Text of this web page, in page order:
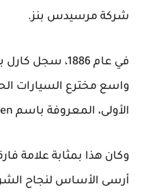
شركة مرسيدس بنز.
في عام 1886،
واسع مخترع السيارات
الأولى، المعروفة باسم Benz Patent-Motorwagen.
وكان هذا بمثابة علامة
أرسى الأساس لنجاح